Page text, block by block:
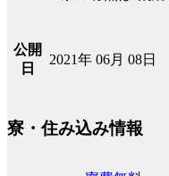
公開
日
2021年 06月 08日
寮・住み込み情報